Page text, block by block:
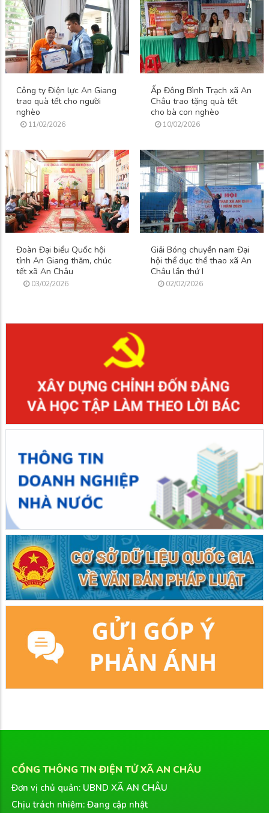
Công ty Điện lực An Giang
trao quà tết cho người
nghèo
11/02/2026
Ấp Đông Bình Trạch xã An
Châu trao tặng quà tết
cho bà con nghèo
10/02/2026
Đoàn Đại biểu Quốc hội
tỉnh An Giang thăm, chúc
tết xã An Châu
03/02/2026
Giải Bóng chuyền nam Đại
hội thể dục thể thao xã An
Châu lần thứ I
02/02/2026
CỔNG THÔNG TIN ĐIỆN TỬ XÃ AN CHÂU
Đơn vị chủ quản: UBND XÃ AN CHÂU
Chịu trách nhiệm: Đang cập nhật